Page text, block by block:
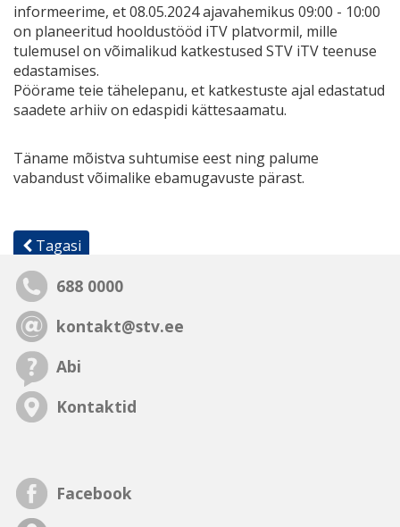
informeerime, et 08.05.2024 ajavahemikus 09:00 - 10:00
on planeeritud hooldustööd iTV platvormil, mille
tulemusel on võimalikud katkestused STV iTV teenuse
edastamises.
Pöörame teie tähelepanu, et katkestuste ajal edastatud
saadete arhiiv on edaspidi kättesaamatu.
Täname mõistva suhtumise eest ning palume
vabandust võimalike ebamugavuste pärast.
Tagasi
688 0000
kontakt@stv.ee
Abi
Kontaktid
Facebook